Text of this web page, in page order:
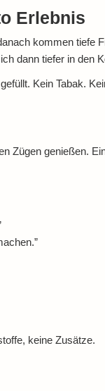
Erlebnis
kommen
dann tiefer in den
Kein Tabak.
Zügen genießen.
keine Zusätze.